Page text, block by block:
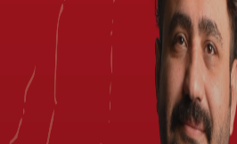
20 Ağu, Prş | 840₺
Le Lion Tuzla Port
Ali Rıza Tanyeli Kendime
Gösterisi
27 Ağu, Prş | 1232₺
Le Lion Tuzla Port